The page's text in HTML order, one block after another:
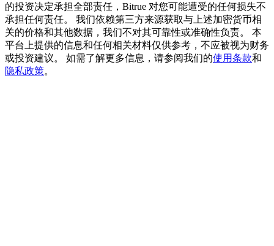
註冊&交易贏 500,000 USDT
貴金屬財富季 · 交易巔峰賽
的投资决定承担全部责任，Bitrue 对您可能遭受的任何损失不
承担任何责任。 我们依赖第三方来源获取与上述加密货币相
关的价格和其他数据，我们不对其可靠性或准确性负责。 本
平台上提供的信息和任何相关材料仅供参考，不应被视为财务
或投资建议。 如需了解更多信息，请参阅我们的使用条款和
隐私政策。